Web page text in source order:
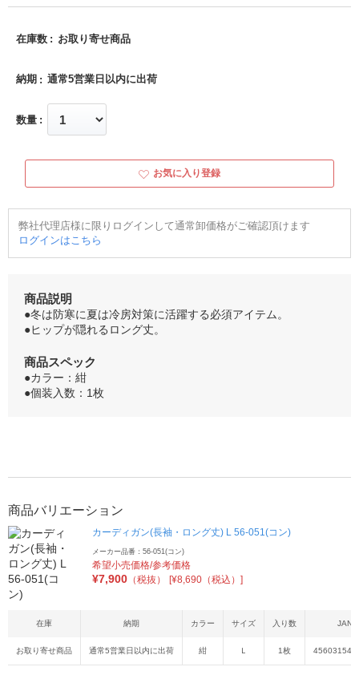
在庫数 お取り寄せ商品
納期 通常5営業日以内に出荷
数量
お気に入り登録
弊社代理店様に限りログインして通常卸価格がご確認頂けます
ログインはこちら
商品説明
●冬は防寒に夏は冷房対策に活躍する必須アイテム。
●ヒップが隠れるロング丈。
商品スペック
●カラー：紺
●個装入数：1枚
商品バリエーション
カーディガン(長袖・ロング丈) L 56-051(コン)
メーカー品番：56-051(コン)
希望小売価格/参考価格
¥7,900 （税抜） [¥8,690（税込）]
在庫 納期 カラー サイズ 入り数 JAN
お取り寄せ商品 通常5営業日以内に出荷 紺 Ｌ 1枚